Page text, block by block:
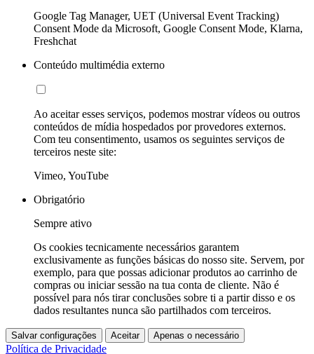
Google Tag Manager, UET (Universal Event Tracking)
Consent Mode da Microsoft, Google Consent Mode, Klarna,
Freshchat
Conteúdo multimédia externo
Ao aceitar esses serviços, podemos mostrar vídeos ou outros
conteúdos de mídia hospedados por provedores externos.
Com teu consentimento, usamos os seguintes serviços de
terceiros neste site:
Vimeo, YouTube
Obrigatório
Sempre ativo
Os cookies tecnicamente necessários garantem
exclusivamente as funções básicas do nosso site. Servem, por
exemplo, para que possas adicionar produtos ao carrinho de
compras ou iniciar sessão na tua conta de cliente. Não é
possível para nós tirar conclusões sobre ti a partir disso e os
dados resultantes nunca são partilhados com terceiros.
Salvar configurações Aceitar Apenas o necessário
Política de Privacidade